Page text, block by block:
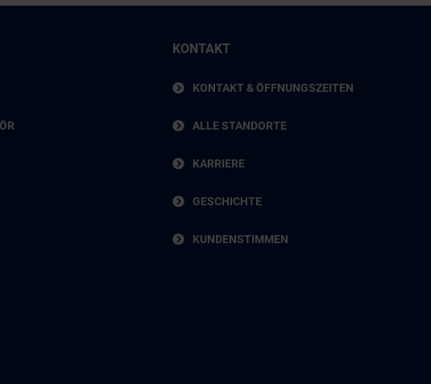
KONTAKT
KONTAKT & ÖFFNUNGSZEITEN
ALLE STANDORTE
KARRIERE
GESCHICHTE
KUNDENSTIMMEN